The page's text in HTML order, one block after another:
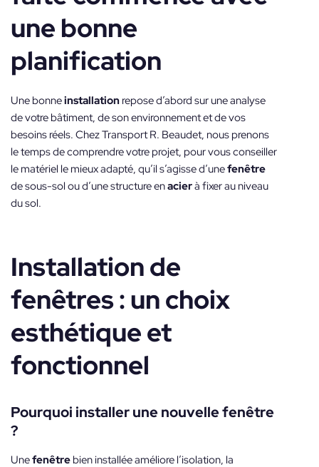
une bonne
planification
Une bonneinstallationrepose d’abord sur une analyse
de votre bâtiment, de son environnement et de vos
besoins réels. Chez Transport R. Beaudet, nous prenons
le temps de comprendre votre projet, pour vous conseiller
le matériel le mieux adapté, qu’il s’agisse d’unefenêtre
de sous-sol ou d’une structure enacierà fixer au niveau
du sol.
Installation de
fenêtres : un choix
esthétique et
fonctionnel
Pourquoi installer une nouvelle fenêtre
?
Unefenêtrebien installée améliore l’isolation, la